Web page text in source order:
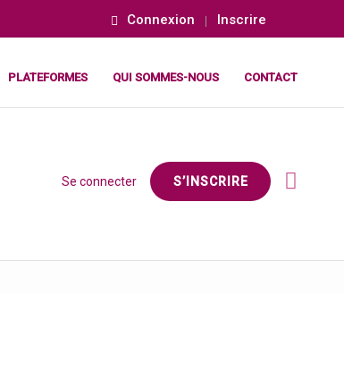
Connexion Inscrire
PLATEFORMES QUI SOMMES-NOUS CONTACT
Se connecter S’INSCRIRE